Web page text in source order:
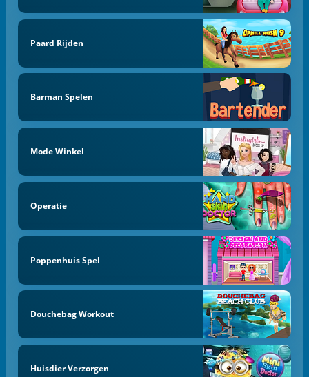
Paard Rijden
Barman Spelen
Mode Winkel
Operatie
Poppenhuis Spel
Douchebag Workout
Huisdier Verzorgen